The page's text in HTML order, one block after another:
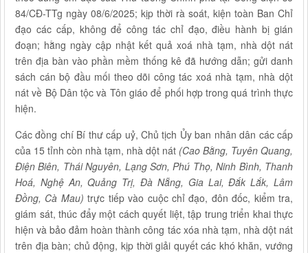
84/CĐ-TTg ngày 08/6/2025; kịp thời rà soát, kiện toàn Ban Chỉ
đạo các cấp, không để công tác chỉ đạo, điều hành bị gián
đoạn; hằng ngày cập nhật kết quả xoá nhà tạm, nhà dột nát
trên địa bàn vào phần mềm thống kê đã hướng dẫn; gửi danh
sách cán bộ đầu mối theo dõi công tác xoá nhà tạm, nhà dột
nát về Bộ Dân tộc và Tôn giáo để phối hợp trong quá trình thực
hiện.
Các đồng chí Bí thư cấp uỷ, Chủ tịch Ủy ban nhân dân các cấp
của 15 tỉnh còn nhà tạm, nhà dột nát (Cao Bằng, Tuyên Quang,
Điện Biên, Thái Nguyên, Lạng Sơn, Phú Thọ, Ninh Bình, Thanh
Hoá, Nghệ An, Quảng Trị, Đà Nẵng, Gia Lai, Đắk Lắk, Lâm
Đồng, Cà Mau) trực tiếp vào cuộc chỉ đạo, đôn đốc, kiểm tra,
giám sát, thúc đẩy một cách quyết liệt, tập trung triển khai thực
hiện và bảo đảm hoàn thành công tác xóa nhà tạm, nhà dột nát
trên địa bàn; chủ động, kịp thời giải quyết các khó khăn, vướng